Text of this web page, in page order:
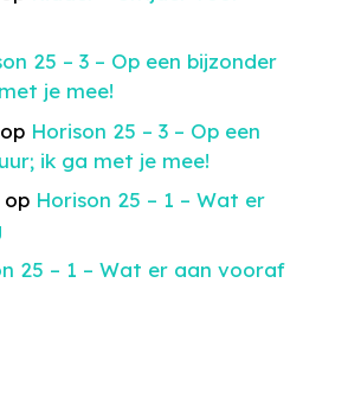
25 – 3 – Op een bijzonder
je mee!
op Horison 25 – 3 – Op een
ik ga met je mee!
op Horison 25 – 1 – Wat er
25 – 1 – Wat er aan vooraf